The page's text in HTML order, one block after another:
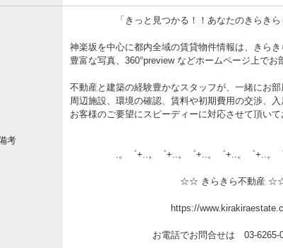
考
「きっと見つかる！！あなたのきらきらし
神楽坂を中心に都内全域の賃貸物件情報は、きらき
豊富な写真、360°preview などホームページ上でお
不動産と建築の経験豊かなスタッフが、一緒にお部
周辺施設、環境の確認、賃料や初期費用の交渉、入
お客様のご要望にスピーディーに対応させて頂いて
.。゜+..。゜+..。゜+..。゜+..。゜+..。゜
☆☆ きらきら不動産
https://
お電話でお問合せは 03-6265-